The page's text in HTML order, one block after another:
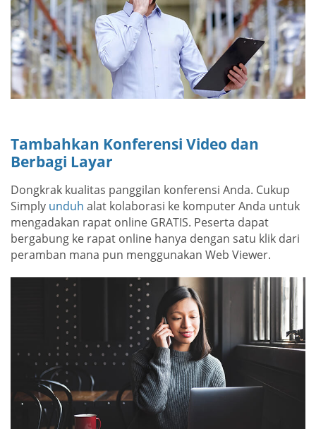
Tambahkan Konferensi Video dan
Berbagi Layar
Dongkrak kualitas panggilan konferensi Anda. Cukup
Simply unduh alat kolaborasi ke komputer Anda untuk
mengadakan rapat online GRATIS. Peserta dapat
bergabung ke rapat online hanya dengan satu klik dari
peramban mana pun menggunakan Web Viewer.